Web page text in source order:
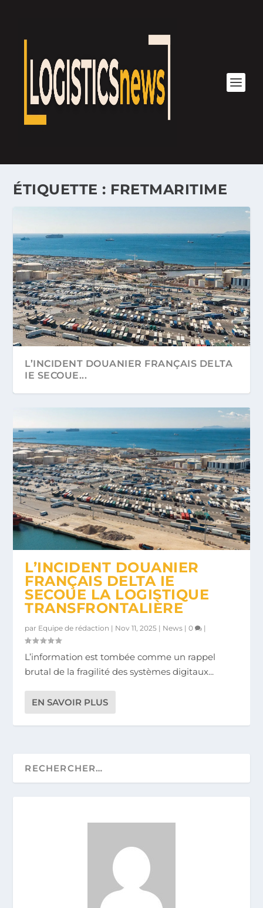
ÉTIQUETTE : FRETMARITIME
L’INCIDENT DOUANIER FRANÇAIS DELTA
IE SECOUE...
L’INCIDENT DOUANIER
FRANÇAIS DELTA IE
SECOUE LA LOGISTIQUE
TRANSFRONTALIÈRE
par Equipe de rédaction | Nov 11, 2025 | News |0 |
L’information est tombée comme un rappel
brutal de la fragilité des systèmes digitaux...
EN SAVOIR PLUS